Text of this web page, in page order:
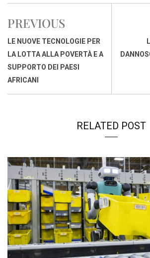
o
o
k
A
p
p
I
n
s
k
PREVIOUS
LE NUOVE TECNOLOGIE PER
LA LOTTA ALLA POVERTÀ E A
SUPPORTO DEI PAESI
AFRICANI
RELATED POST